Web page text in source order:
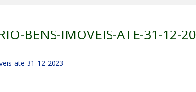
BENS-IMOVEIS-ATE-31-12-
ate-31-12-2023